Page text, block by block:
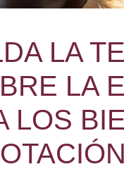
LA
LA
LOS